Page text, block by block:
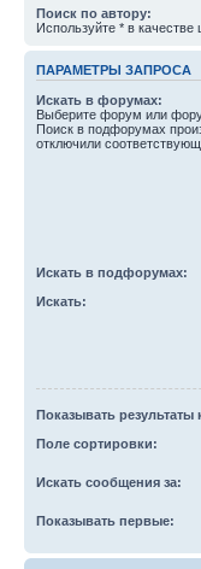
Поиск по автору:
Используйте * в качестве
ПАРАМЕТРЫ ЗАПРОСА
Искать в форумах:
Выберите форум или
Поиск в подфорумах
отключили
Искать в подфорумах:
Искать:
Показывать результаты
Поле сортировки:
Искать сообщения за:
Показывать первые: